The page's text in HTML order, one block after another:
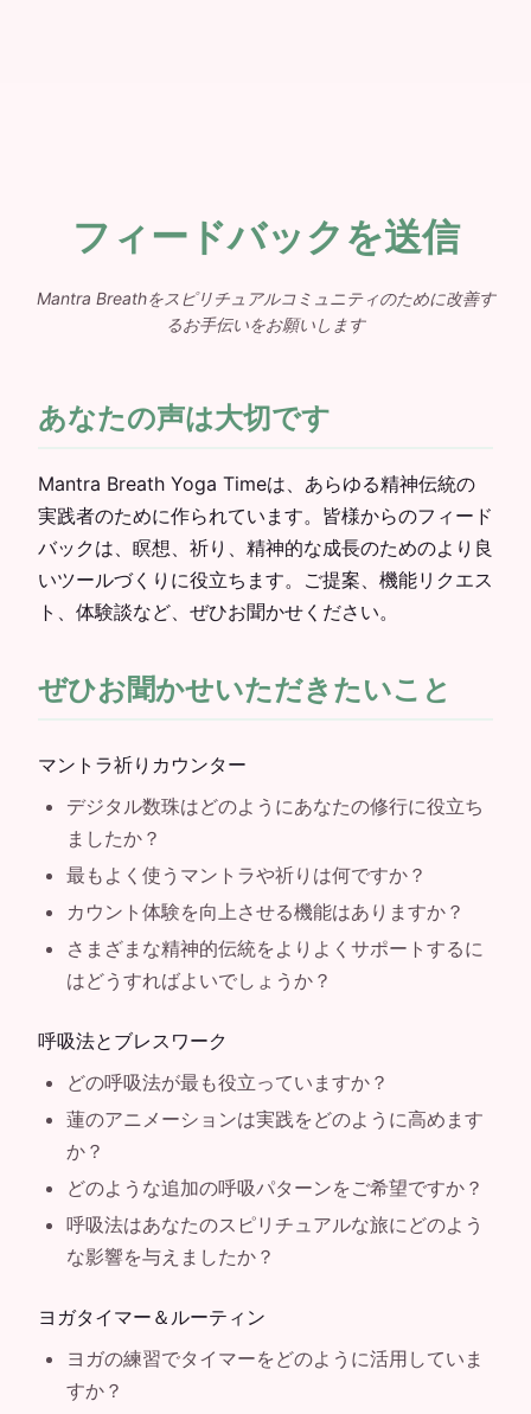
フィードバックを送信
Mantra Breathをスピリチュアルコミュニティのために改善す
るお手伝いをお願いします
あなたの声は大切です
Mantra Breath Yoga Timeは、あらゆる精神伝統の
実践者のために作られています。皆様からのフィード
バックは、瞑想、祈り、精神的な成長のためのより良
いツールづくりに役立ちます。ご提案、機能リクエス
ト、体験談など、ぜひお聞かせください。
ぜひお聞かせいただきたいこと
マントラ祈りカウンター
デジタル数珠はどのようにあなたの修行に役立ち
ましたか？
最もよく使うマントラや祈りは何ですか？
カウント体験を向上させる機能はありますか？
さまざまな精神的伝統をよりよくサポートするに
はどうすればよいでしょうか？
呼吸法とブレスワーク
どの呼吸法が最も役立っていますか？
蓮のアニメーションは実践をどのように高めます
か？
どのような追加の呼吸パターンをご希望ですか？
呼吸法はあなたのスピリチュアルな旅にどのよう
な影響を与えましたか？
ヨガタイマー＆ルーティン
ヨガの練習でタイマーをどのように活用していま
すか？